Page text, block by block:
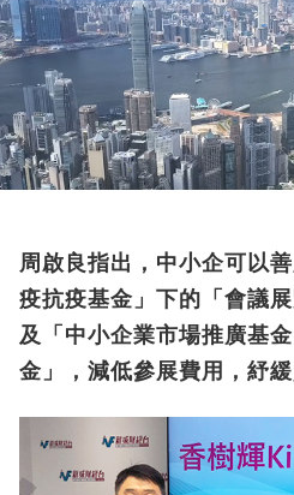
周啟良指出，中小企可以
疫抗疫基金」下的「會議
及「中小企業市場推廣基
金」，減低參展費用，紓緩